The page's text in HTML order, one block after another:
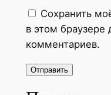
М
о
с
Сохранить
в этом
комментариев.